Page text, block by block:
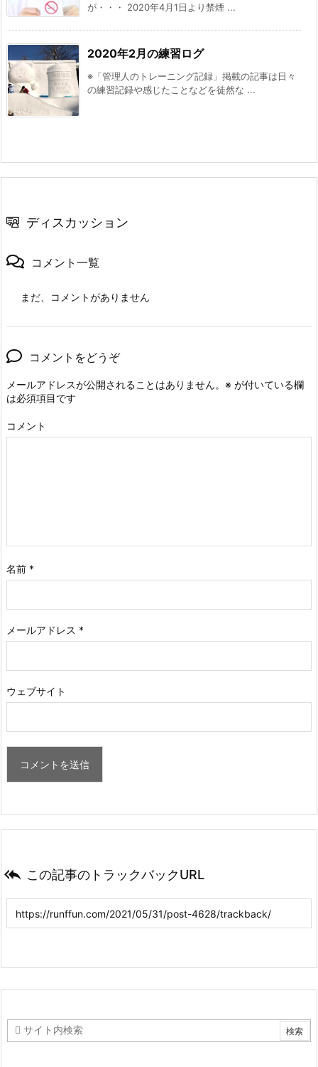
が・・・ 2020年4月1日より禁煙 ...
2020年2月の練習ログ
※「管理人のトレーニング記録」掲載の記事は日々
の練習記録や感じたことなどを徒然な ...
ディスカッション
コメント一覧
まだ、コメントがありません
コメントをどうぞ
メールアドレスが公開されることはありません。 ※ が付いている欄
は必須項目です
コメント
名前 *
メールアドレス *
ウェブサイト
 この記事のトラックバックURL